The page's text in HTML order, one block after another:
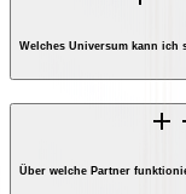
Welches Universum kann ich
Über welche Partner